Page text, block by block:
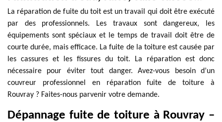
La réparation de fuite du toit est un travail qui doit être exécuté
par des professionnels. Les travaux sont dangereux, les
équipements sont spéciaux et le temps de travail doit être de
courte durée, mais efficace. La fuite de la toiture est causée par
les cassures et les fissures du toit. La réparation est donc
nécessaire pour éviter tout danger. Avez-vous besoin d’un
couvreur professionnel en réparation fuite de toiture à
Rouvray ? Faites-nous parvenir votre demande.
Dépannage fuite de toiture à Rouvray –